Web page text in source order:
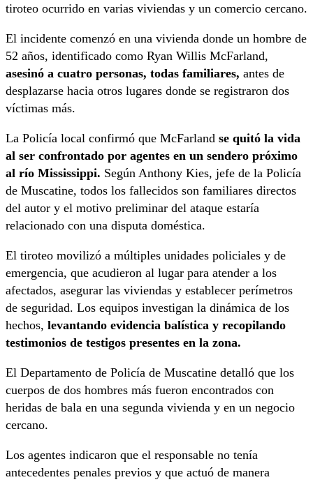
tiroteo ocurrido en varias viviendas y un comercio cercano.
El incidente comenzó en una vivienda donde un hombre de
52 años, identificado como Ryan Willis McFarland,
asesinó a cuatro personas, todas familiares, antes de
desplazarse hacia otros lugares donde se registraron dos
víctimas más.
La Policía local confirmó que McFarland se quitó la vida
al ser confrontado por agentes en un sendero próximo
al río Mississippi. Según Anthony Kies, jefe de la Policía
de Muscatine, todos los fallecidos son familiares directos
del autor y el motivo preliminar del ataque estaría
relacionado con una disputa doméstica.
El tiroteo movilizó a múltiples unidades policiales y de
emergencia, que acudieron al lugar para atender a los
afectados, asegurar las viviendas y establecer perímetros
de seguridad. Los equipos investigan la dinámica de los
hechos, levantando evidencia balística y recopilando
testimonios de testigos presentes en la zona.
El Departamento de Policía de Muscatine detalló que los
cuerpos de dos hombres más fueron encontrados con
heridas de bala en una segunda vivienda y en un negocio
cercano.
Los agentes indicaron que el responsable no tenía
antecedentes penales previos y que actuó de manera